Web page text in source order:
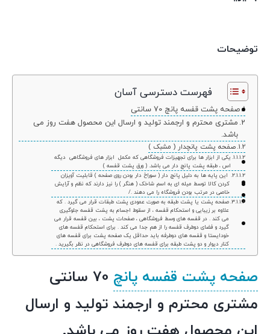
توضیحات
فهرست دسترسی آسان
صفحه پشت قفسه پانچ 70 سانتی
مشتری محترم و ارجمند تولید و ارسال این محصول هفت روز می
باشد.
صفحه پشت پانچدار ( مشبک )
یکی از ابزار ها برای تجهیزات فروشگاهی که مکمل ابزار های فروشگاهی دیگه
اس ، طبقه پشت پانچ دار می باشد. ( ورق پشت قفسه )
این پایه ها به دلیل پانچ دار ( سوراخ دار بودن روی صفحه ) قابلیت آویزان
کردن کالا توسط میله ای به اسم شاخک ( هنگر ) را نیز دارند که نظم و آرایش
خاصی در مرتب بودن فروشگاه را می دهند ./
صفحه پشت یا پشت طبقه به صورت عمودی پشت طبقات قرار می گیرد . که
علاوه بر زیبایی و استحکام قفسه ، از سقوط اجسام به پشت قفسه جلوگیری
می کند . در قفسه های وسط فروشگاهی ، صفحات پشت ، بین قفسه قرار می
گیرد و فضای دوطرف قفسه را از هم جدا می کند . برای استحکام قفسه های
خودایستا و قفسه های دوطرفه باید حداقل یک صفحه پشت برای قفسه های
کنار دیوار و دو پشت طبقه برای قفسه های دوطرف فروشگاهی در نظر بگیرید .
صفحه پشت قفسه پانچ
مشتری محترم و ارجمند تولید و ارسال